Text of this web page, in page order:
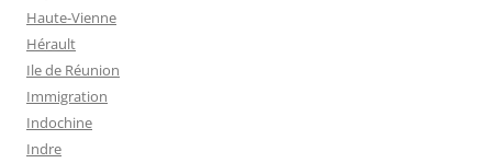
Haute-Vienne
Hérault
Ile de Réunion
Immigration
Indochine
Indre